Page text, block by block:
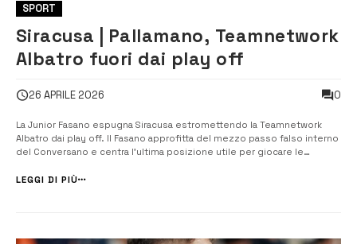
SPORT
Siracusa | Pallamano, Teamnetwork
Albatro fuori dai play off
26 APRILE 2026 0
La Junior Fasano espugna Siracusa estromettendo la Teamnetwork
Albatro dai play off. Il Fasano approfitta del mezzo passo falso interno
del Conversano e centra l’ultima posizione utile per giocare le
sconfitte consecutive. In campo va l’orgoglio di chiudere una
LEGGI DI PIÙ